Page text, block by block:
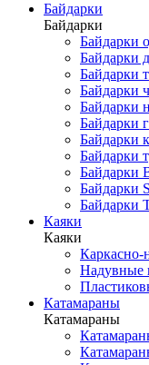
Байдарки
Байдарки
Байдарки
Байдарки
Байдарки
Байдарки
Байдарки
Байдарки
Байдарки
Байдарки
Байдарки
Байдарки
Байдарки
Каяки
Каяки
Каркасно-
Надувные
Катамараны
Катамараны